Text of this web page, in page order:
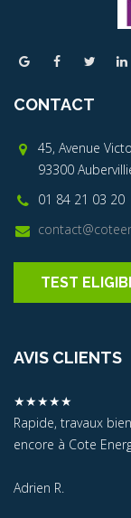
CONTACT
45, Avenue
93300
01 84 21 03 20
TEST
AVIS CLIENTS
★★★★★
Rapide, travaux
encore à Cote
Adrien R.